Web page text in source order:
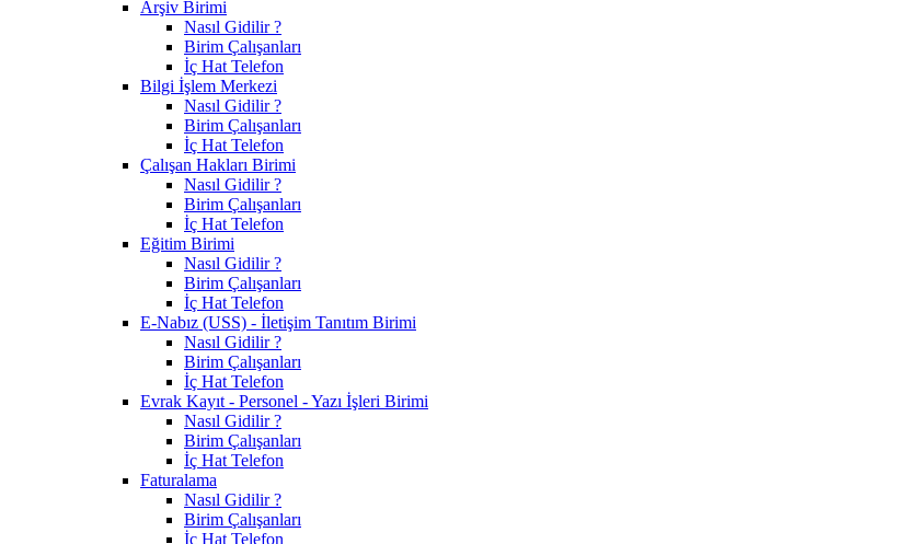
Arşiv Birimi
Nasıl Gidilir ?
Birim Çalışanları
İç Hat Telefon
Bilgi İşlem Merkezi
Nasıl Gidilir ?
Birim Çalışanları
İç Hat Telefon
Çalışan Hakları Birimi
Nasıl Gidilir ?
Birim Çalışanları
İç Hat Telefon
Eğitim Birimi
Nasıl Gidilir ?
Birim Çalışanları
İç Hat Telefon
E-Nabız (USS) - İletişim Tanıtım Birimi
Nasıl Gidilir ?
Birim Çalışanları
İç Hat Telefon
Evrak Kayıt - Personel - Yazı İşleri Birimi
Nasıl Gidilir ?
Birim Çalışanları
İç Hat Telefon
Faturalama
Nasıl Gidilir ?
Birim Çalışanları
İç Hat Telefon